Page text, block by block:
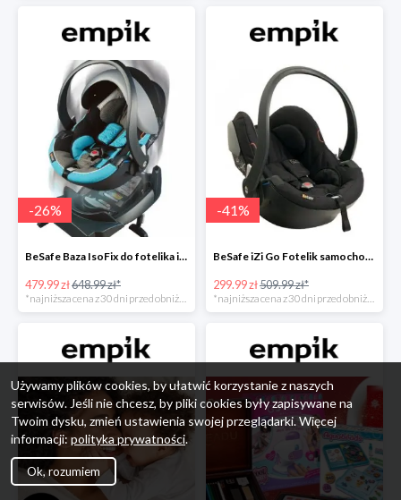
-26%
BeSafe Baza IsoFix do fotelika iZi Go -26%
479.99 zł648.99 zł*
*najniższa cena z 30 dni przed obniżką
-41%
BeSafe iZi Go Fotelik samochodowy, 0-13 kg, Czarny Cab -41%
299.99 zł509.99 zł*
*najniższa cena z 30 dni przed obniżką
Używamy plików cookies, by ułatwić korzystanie z naszych
serwisów. Jeśli nie chcesz, by pliki cookies były zapisywane na
Twoim dysku, zmień ustawienia swojej przeglądarki. Więcej
informacji: polityka prywatności.
Ok, rozumiem